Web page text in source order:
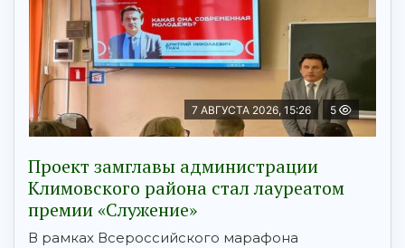
7 АВГУСТА 2026, 15:26 5
Проект замглавы администрации
Климовского района стал лауреатом
премии «Служение»
В рамках Всероссийского марафона